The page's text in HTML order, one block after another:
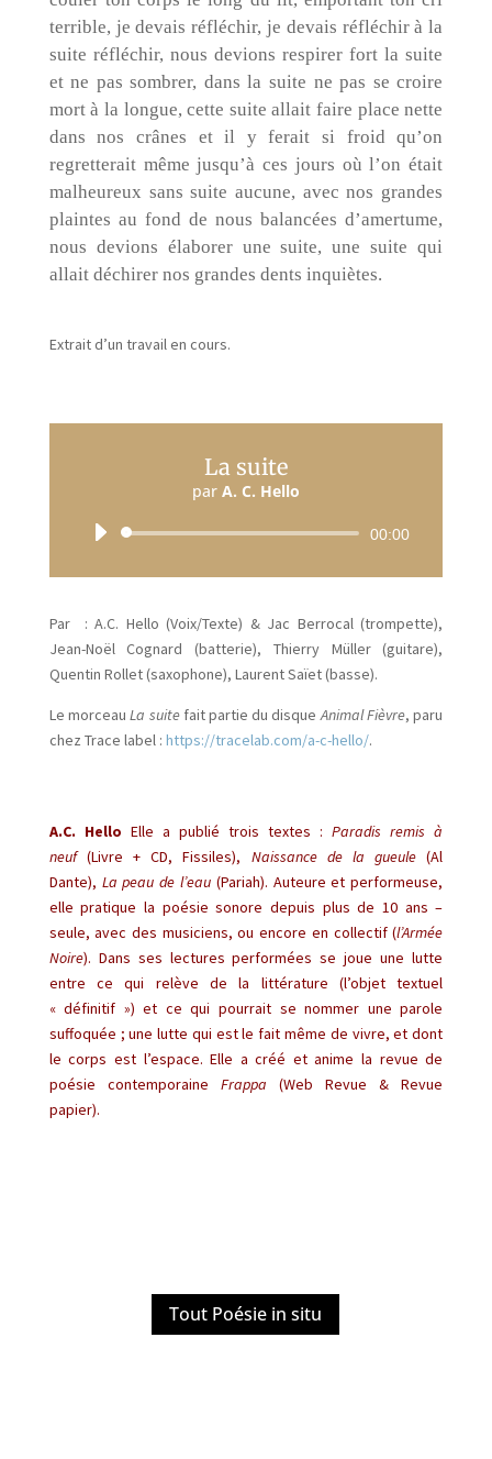
terrible, je devais réfléchir, je devais réfléchir à la
suite réfléchir, nous devions respirer fort la suite
et ne pas sombrer, dans la suite ne pas se croire
mort à la longue, cette suite allait faire place nette
dans nos crânes et il y ferait si froid qu’on
regretterait même jusqu’à ces jours où l’on était
malheureux sans suite aucune, avec nos grandes
plaintes au fond de nous balancées d’amertume,
nous devions élaborer une suite, une suite qui
allait déchirer nos grandes dents inquiètes.
Extrait d’un travail en cours.
La suite
par A. C. Hello
Lecteur
00:00
Par : A.C. Hello (Voix/Texte) & Jac Berrocal (trompette),
Jean-Noël Cognard (batterie), Thierry Müller (guitare),
Quentin Rollet (saxophone), Laurent Saïet (basse).
Le morceauLa suitefait partie du disqueAnimal Fièvre, paru
chez Trace label : https://tracelab.com/a-c-hello/.
A.C. Hello Elle a publié trois textes :Paradis remis à
neuf(Livre + CD, Fissiles), Naissance de la gueule (Al
Dante), La peau de l’eau (Pariah). Auteure et performeuse,
elle pratique la poésie sonore depuis plus de 10 ans –
seule, avec des musiciens, ou encore en collectif (l’Armée
Noire). Dans ses lectures performées se joue une lutte
entre ce qui relève de la littérature (l’objet textuel
« définitif ») et ce qui pourrait se nommer une parole
suffoquée ; une lutte qui est le fait même de vivre, et dont
le corps est l’espace. Elle a créé et anime la revue de
poésie contemporaine Frappa (Web Revue & Revue
papier).
Tout Poésie in situ